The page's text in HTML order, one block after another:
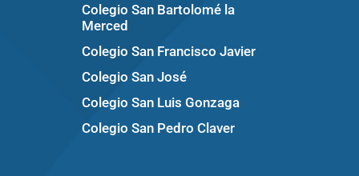
Colegio San Bartolomé la
Merced
Colegio San Francisco Javier
Colegio San José
Colegio San Luis Gonzaga
Colegio San Pedro Claver